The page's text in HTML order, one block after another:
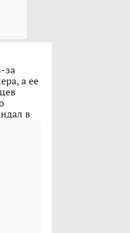
за
а ее
в